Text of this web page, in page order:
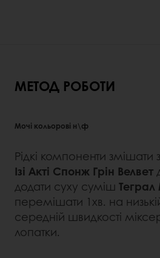
МЕТОД РОБОТИ
Мочі кольорові н\ф
Рідкі компоненти
Ізі Акті Спонж Грін Велвет
додати суху суміш Теграл
перемішати 1хв. на
середній швидкості
лопатки.